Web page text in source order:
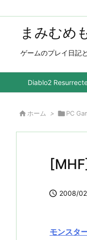
まみむめ
ゲームのプレイ日記
Diablo2
 ホーム > PC
 2008/
モンスタ